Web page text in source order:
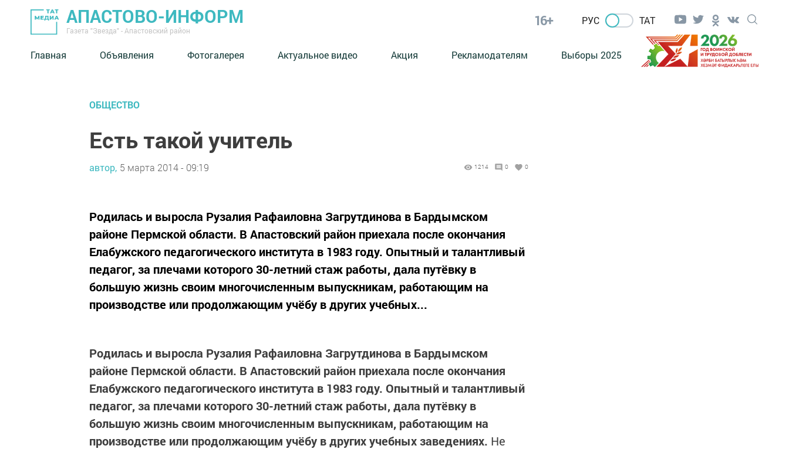
АПАСТОВО-ИНФОРМ
Газета "Звезда" - Апастовский район
16+ РУС ТАТ
Главная Объявления Фотогалерея Актуальное видео Акция Рекламодателям Выборы 2025
ОБЩЕСТВО
Есть такой учитель
автор, 5 марта 2014 - 09:19 1214 0 0
Родилась и выросла Рузалия Рафаиловна Загрутдинова в Бардымском
районе Пермской области. В Апастовский район приехала после окончания
Елабужского педагогического института в 1983 году. Опытный и талантливый
педагог, за плечами которого 30-летний стаж работы, дала путёвку в
большую жизнь своим многочисленным выпускникам, работающим на
производстве или продолжающим учёбу в других учебных...
Родилась и выросла Рузалия Рафаиловна Загрутдинова в Бардымском
районе Пермской области. В Апастовский район приехала после окончания
Елабужского педагогического института в 1983 году. Опытный и талантливый
педагог, за плечами которого 30-летний стаж работы, дала путёвку в
большую жизнь своим многочисленным выпускникам, работающим на
производстве или продолжающим учёбу в других учебных заведениях. Не